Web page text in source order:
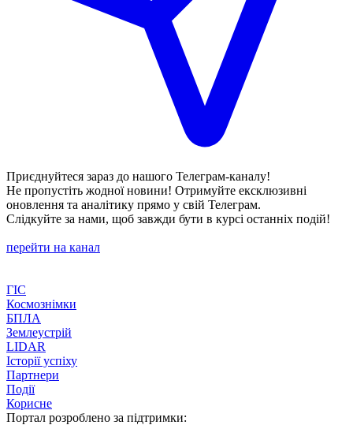
Приєднуйтеся зараз до нашого Телеграм-каналу!
Не пропустіть жодної новини! Отримуйте ексклюзивні
оновлення та аналітику прямо у свій Телеграм.
Слідкуйте за нами, щоб завжди бути в курсі останніх подій!
перейти на канал
ГІС
Космознімки
БПЛА
Землеустрій
LIDAR
Історії успіху
Партнери
Події
Корисне
Портал розроблено за підтримки: